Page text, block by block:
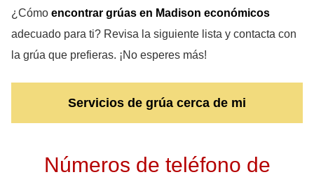
¿Cómo encontrar grúas en Madison económicos
adecuado para ti? Revisa la siguiente lista y contacta con
la grúa que prefieras. ¡No esperes más!
Servicios de grúa cerca de mi
Números de teléfono de